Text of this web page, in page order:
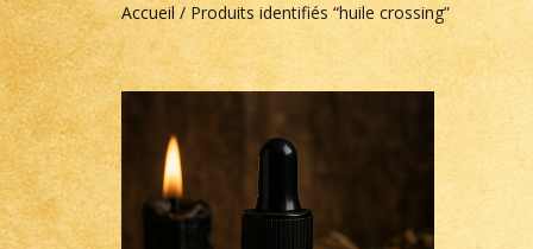
Accueil / Produits identifiés “huile crossing”